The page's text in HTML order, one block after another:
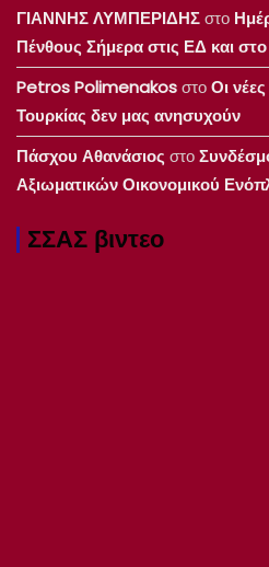
ΓΙΑΝΝΗΣ ΛΥΜΠΕΡΙΔΗΣστο
Πένθους Σήμερα στις ΕΔ και
Petros PolimenakosστοΟι
Τουρκίας δεν μας ανησυχούν
Πάσχου Αθανάσιος στο
Αξιωματικών Οικονομικού
ΣΣΑΣ βιντεο